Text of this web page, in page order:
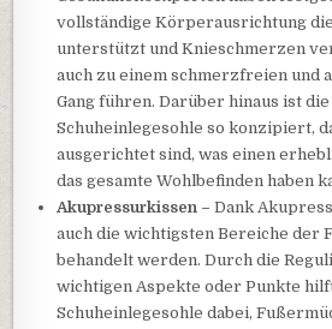
vollständige Körperausrichtung
unterstützt und Knieschmerzen
auch zu einem schmerzfreien und
Gang führen. Darüber hinaus ist
Schuheinlegesohle so konzipiert,
ausgerichtet sind, was einen
das gesamte Wohlbefinden haben
Akupressurkissen – Dank
auch die wichtigsten Bereiche der
behandelt werden. Durch die
wichtigen Aspekte oder Punkte
Schuheinlegesohle dabei,